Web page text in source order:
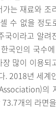
는 재료와 조
수 없을 정도
국이라고 알려
국인의 국수
많이 이용되
. 2018년 세
의
개의 라면